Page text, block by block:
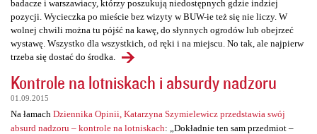
badacze i warszawiacy, którzy poszukują niedostępnych gdzie indziej
pozycji. Wycieczka po mieście bez wizyty w BUW-ie też się nie liczy. W
wolnej chwili można tu pójść na kawę, do słynnych ogrodów lub obejrzeć
wystawę. Wszystko dla wszystkich, od ręki i na miejscu. No tak, ale najpierw
trzeba się dostać do środka.
Kontrole na lotniskach i absurdy nadzoru
01.09.2015
Na łamach Dziennika Opinii, Katarzyna Szymielewicz przedstawia swój
absurd nadzoru – kontrole na lotniskach: „Dokładnie ten sam przedmiot –